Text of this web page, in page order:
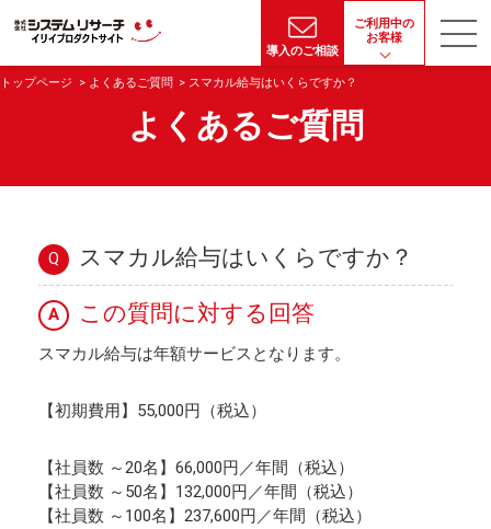
導入のご相談
ご利用中の
お客様
トップページ よくあるご質問 スマカル給与はいくらですか？
よくあるご質問
Q スマカル給与はいくらですか？
A この質問に対する回答
スマカル給与は年額サービスとなります。
【初期費用】55,000円（税込）
【社員数 ～20名】66,000円／年間（税込）
【社員数 ～50名】132,000円／年間（税込）
【社員数 ～100名】237,600円／年間（税込）